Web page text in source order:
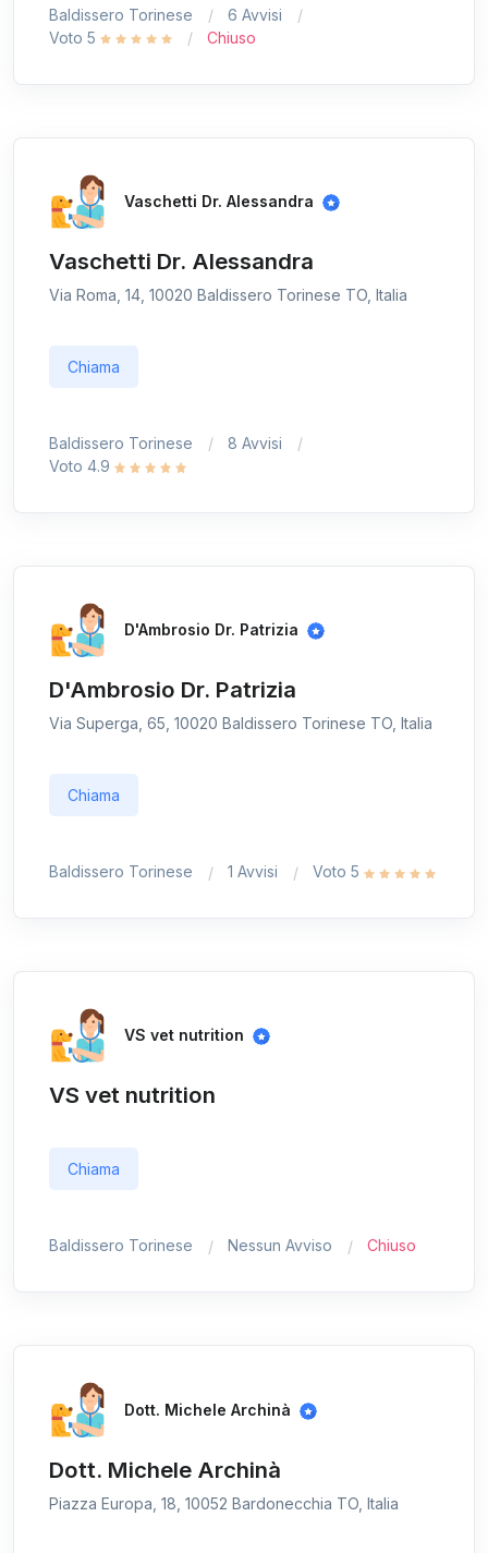
Baldissero Torinese
6 Avvisi
Voto 5
Chiuso
Vaschetti Dr. Alessandra
Vaschetti Dr. Alessandra
Via Roma, 14, 10020 Baldissero Torinese TO, Italia
Chiama
Baldissero Torinese
8 Avvisi
Voto 4.9
D'Ambrosio Dr. Patrizia
D'Ambrosio Dr. Patrizia
Via Superga, 65, 10020 Baldissero Torinese TO, Italia
Chiama
Baldissero Torinese 1 Avvisi Voto 5
VS vet nutrition
VS vet nutrition
Chiama
Baldissero Torinese Nessun Avviso Chiuso
Dott. Michele Archinà
Dott. Michele Archinà
Piazza Europa, 18, 10052 Bardonecchia TO, Italia